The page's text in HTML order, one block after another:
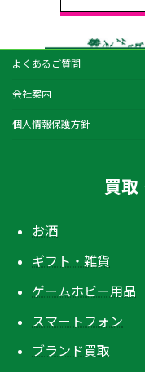
よくあるご質問
会社案内
個人情報保護方針
買取
お酒
ギフト・雑貨
ゲームホビー用品
スマートフォン
ブランド買取